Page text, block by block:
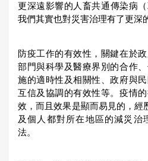
更深遠影響的人畜共通傳染病
我們其實也對災害治理有了更深
防疫工作的有效性，關鍵在於
部門與科學及醫療界別的合作
施的適時性及相關性、政府與
互信及協調的有效性等。疫情
效，而且效果是顯而易見的，經
及個人都對所在地區的減災治
法。